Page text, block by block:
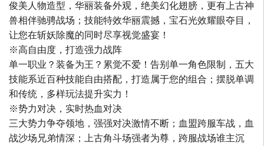
俊美人物造型，华丽装备外观，绝美幻化翅膀，更有上古神
兽相伴驰骋战场；技能特效华丽震撼，宝石光效耀眼夺目，
让您在斩妖除魔的同时尽享视觉盛宴！
※高自由度，打造强力战阵
单一职业？装备为王？累觉不爱！告别单一角色限制，五大
技能系近百种技能自由搭配，打造属于您的组合；摆脱单调
和传统，多样玩法提升实力！
※势力对决，实时热血对决
三大势力争夺领地，强强对决激情不断；血盟跨服车战，血
战沙场兄弟情深；上古角斗场强者为尊，跨服战场谁主沉